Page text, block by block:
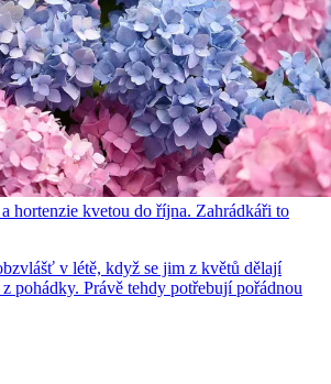
hortenzie kvetou do října. Zahrádkáři to
v létě, když se jim z květů dělají
pohádky. Právě tehdy potřebují pořádnou